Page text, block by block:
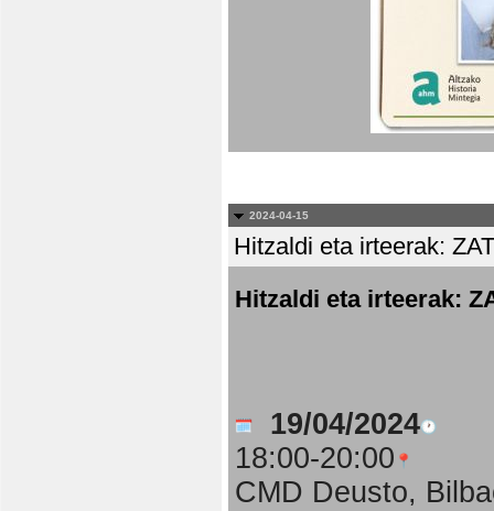
2024-04-15
Hitzaldi eta irteerak:
Hitzaldi eta irteerak:
19/04/2024
18:00-20:00
CMD Deusto,